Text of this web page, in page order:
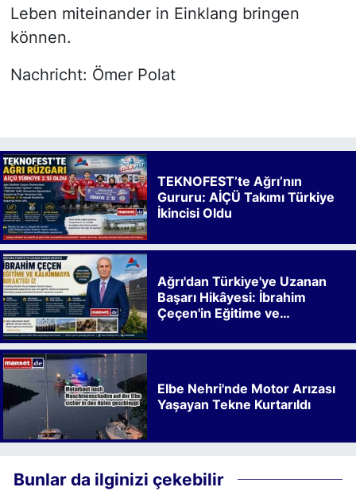
Leben miteinander in Einklang bringen
können.
Nachricht: Ömer Polat
TEKNOFEST’te Ağrı’nın
Gururu: AİÇÜ Takımı Türkiye
İkincisi Oldu
Ağrı'dan Türkiye'ye Uzanan
Başarı Hikâyesi: İbrahim
Çeçen'in Eğitime ve
Elbe Nehri'nde Motor Arızası
Yaşayan Tekne Kurtarıldı
Bunlar da ilginizi çekebilir